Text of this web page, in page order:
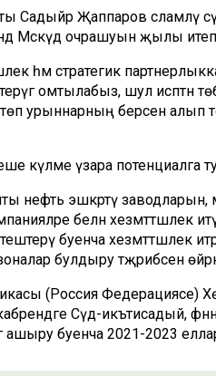
Җаппаров сәламләү
Мәскәүдә очрашуын җылы итеп
һәм стратегик партнерлыкка
омтылабыз, шул исәптән
төп урыннарның берсен алып
күләме үзара потенциалга
нефть эшкәртү
белән
буенча хезмәттәшлек
булдыру тәҗрибәсен
(Россия Федерациясе)
Сәүдә-икътисадый,
ашыру буенча 2021-2023